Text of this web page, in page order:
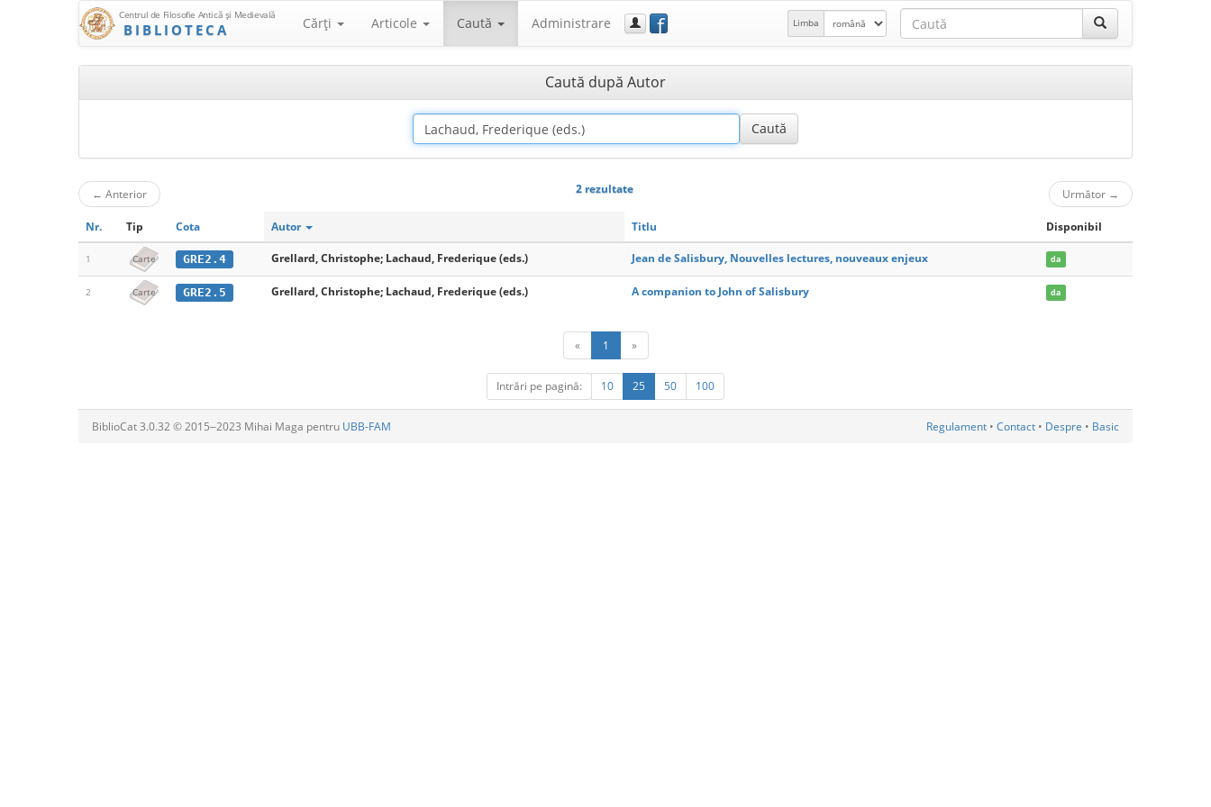
Centrul de Filosofie Antică şi Medievală
BIBLIOTECA Cărţi Articole Caută Administrare f Limba
Caută după Autor
← Anterior 2 rezultate Următor →
Nr. Tip Cota Autor Titlu Disponibil
1 Carte GRE2.4 Grellard, Christophe; Lachaud, Frederique (eds.) Jean de Salisbury, Nouvelles lectures, nouveaux enjeux da
2 Carte GRE2.5 Grellard, Christophe; Lachaud, Frederique (eds.) A companion to John of Salisbury da
« 1 »
Intrări pe pagină: 10 25 50 100
BiblioCat 3.0.32 © 2015‒2023 Mihai Maga pentru UBB-FAM Regulament • Contact • Despre • Basic